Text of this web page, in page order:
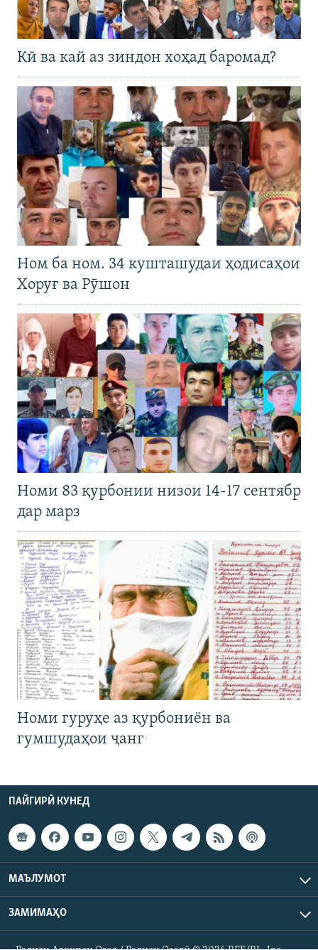
Кӣ ва кай аз зиндон хоҳад баромад?
Ном ба ном. 34 кушташудаи ҳодисаҳои
Хоруғ ва Рӯшон
Номи 83 қурбонии низои 14-17 сентябр
дар марз
Номи гуруҳе аз қурбониён ва
гумшудаҳои ҷанг
ПАЙГИРӢ КУНЕД
МАЪЛУМОТ
ЗАМИМАҲО